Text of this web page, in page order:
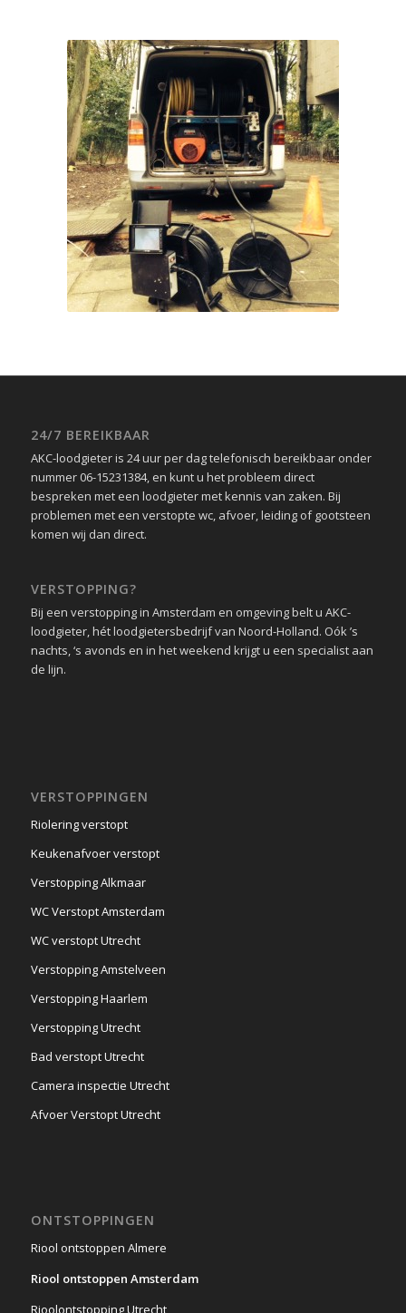
24/7 BEREIKBAAR
AKC-loodgieter is 24 uur per dag telefonisch bereikbaar onder
nummer 06-15231384, en kunt u het probleem direct
bespreken met een loodgieter met kennis van zaken. Bij
problemen met een verstopte wc, afvoer, leiding of gootsteen
komen wij dan direct.
VERSTOPPING?
Bij een verstopping in Amsterdam en omgeving belt u AKC-
loodgieter, hét loodgietersbedrijf van Noord-Holland. Oók ’s
nachts, ‘s avonds en in het weekend krijgt u een specialist aan
de lijn.
VERSTOPPINGEN
Riolering verstopt
Keukenafvoer verstopt
Verstopping Alkmaar
WC Verstopt Amsterdam
WC verstopt Utrecht
Verstopping Amstelveen
Verstopping Haarlem
Verstopping Utrecht
Bad verstopt Utrecht
Camera inspectie Utrecht
Afvoer Verstopt Utrecht
ONTSTOPPINGEN
Riool ontstoppen Almere
Riool ontstoppen Amsterdam
Rioolontstopping Utrecht